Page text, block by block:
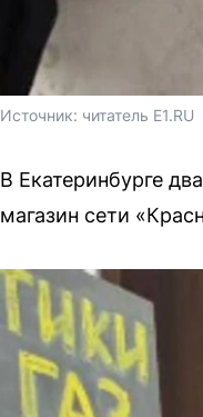
Источник: читатель E1.RU
В Екатеринбурге
магазин сети